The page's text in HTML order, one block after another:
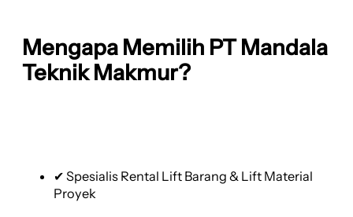
Mengapa Memilih PT Mandala
Teknik Makmur?
✔ Spesialis Rental Lift Barang & Lift Material
Proyek